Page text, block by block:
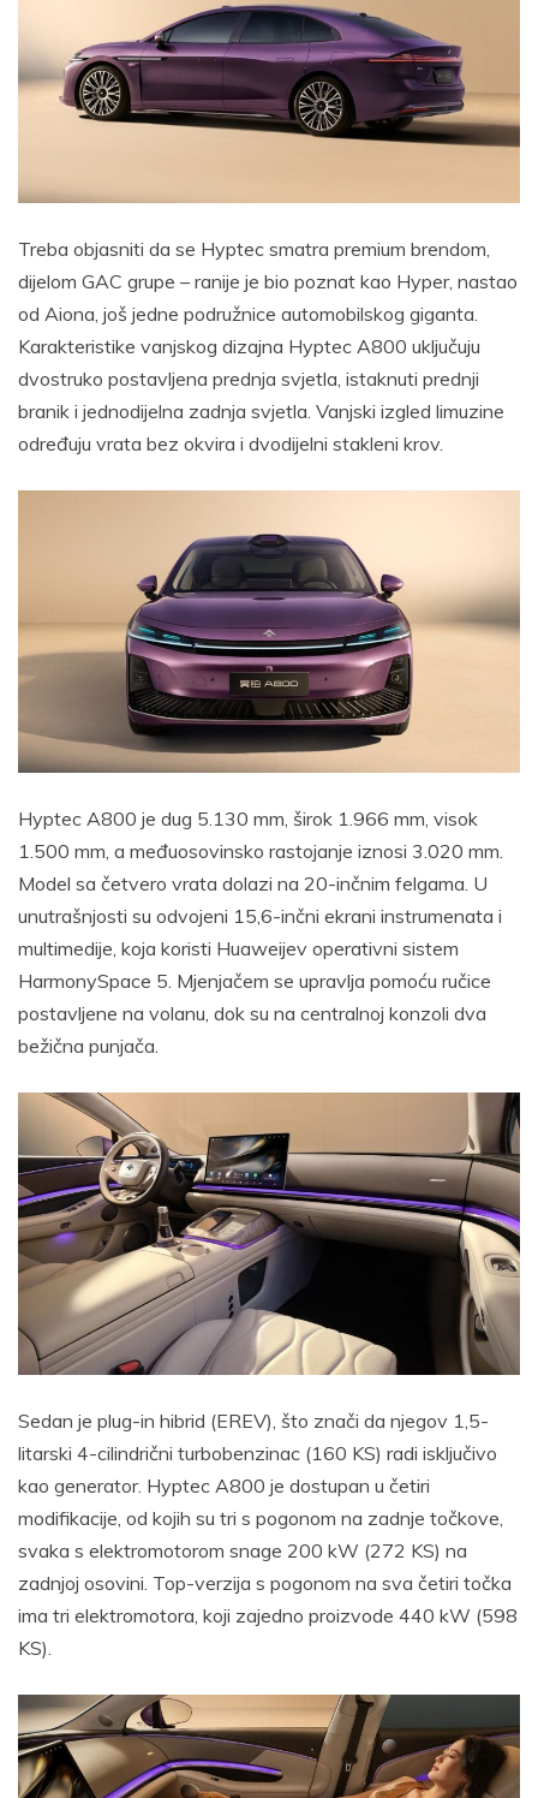
Treba objasniti da se Hyptec smatra premium brendom,
dijelom GAC grupe – ranije je bio poznat kao Hyper, nastao
od Aiona, još jedne podružnice automobilskog giganta.
Karakteristike vanjskog dizajna Hyptec A800 uključuju
dvostruko postavljena prednja svjetla, istaknuti prednji
branik i jednodijelna zadnja svjetla. Vanjski izgled limuzine
određuju vrata bez okvira i dvodijelni stakleni krov.
Hyptec A800 je dug 5.130 mm, širok 1.966 mm, visok
1.500 mm, a međuosovinsko rastojanje iznosi 3.020 mm.
Model sa četvero vrata dolazi na 20-inčnim felgama. U
unutrašnjosti su odvojeni 15,6-inčni ekrani instrumenata i
multimedije, koja koristi Huaweijev operativni sistem
HarmonySpace 5. Mjenjačem se upravlja pomoću ručice
postavljene na volanu, dok su na centralnoj konzoli dva
bežična punjača.
Sedan je plug-in hibrid (EREV), što znači da njegov 1,5-
litarski 4-cilindrični turbobenzinac (160 KS) radi isključivo
kao generator. Hyptec A800 je dostupan u četiri
modifikacije, od kojih su tri s pogonom na zadnje točkove,
svaka s elektromotorom snage 200 kW (272 KS) na
zadnjoj osovini. Top-verzija s pogonom na sva četiri točka
ima tri elektromotora, koji zajedno proizvode 440 kW (598
KS).